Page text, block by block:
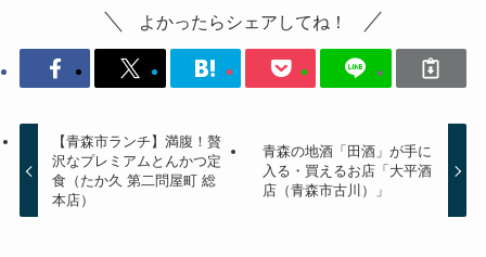
よかったらシェアしてね！
【青森市ランチ】満腹！贅
沢なプレミアムとんかつ定
食（たか久 第二問屋町 総
本店）
青森の地酒「田酒」が手に
入る・買えるお店「大平酒
店（青森市古川）」